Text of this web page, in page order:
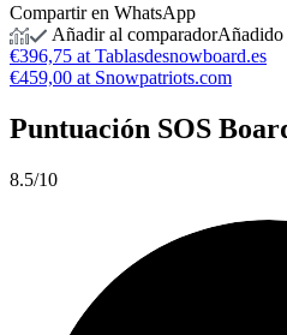
Compartir en WhatsApp
Añadir al comparadorAñadido
€396,75 at Tablasdesnowboard.es
€459,00 at Snowpatriots.com
Puntuación SOS
8.5/10